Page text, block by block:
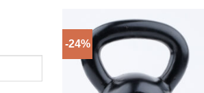
-24%